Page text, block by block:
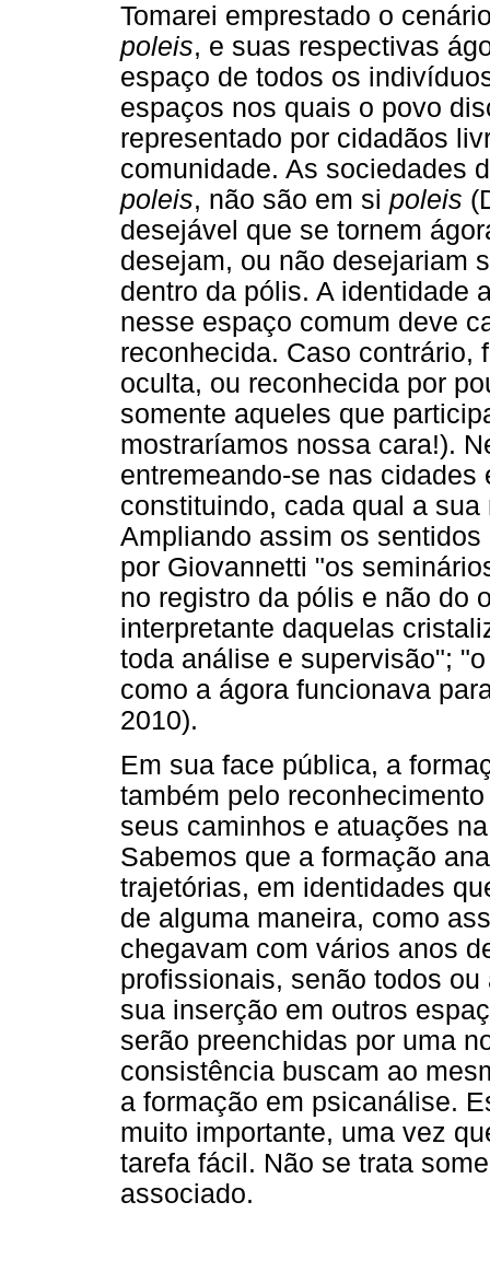
Tomarei emprestado o
poleis, e suas respectivas
espaço de todos os
espaços nos quais o povo
representado por cidadãos
comunidade. As sociedades
poleis, não são em si poleis
desejável que se tornem
desejam, ou não desejariam
dentro da pólis. A identidade
nesse espaço comum deve
reconhecida. Caso contrário,
oculta, ou reconhecida por
somente aqueles que
mostraríamos nossa cara!).
entremeando-se nas
constituindo, cada qual a
Ampliando assim os
por Giovannetti "os
no registro da pólis e não do
interpretante daquelas
toda análise e supervisão";
como a ágora funcionava
2010).
Em sua face pública, a
também pelo
seus caminhos e atuações
Sabemos que a formação
trajetórias, em identidades
de alguma maneira, como
chegavam com vários anos
profissionais, senão todos
sua inserção em outros
serão preenchidas por uma
consistência buscam ao
a formação em psicanálise.
muito importante, uma vez
tarefa fácil. Não se trata
associado.